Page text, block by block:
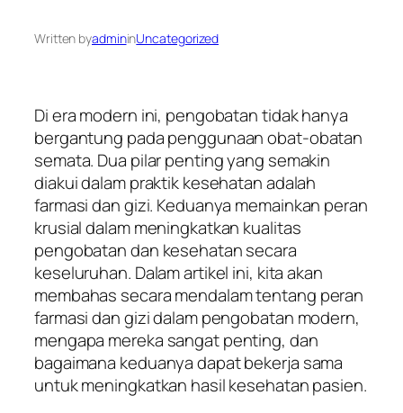
Written byadmininUncategorized
Di era modern ini, pengobatan tidak hanya
bergantung pada penggunaan obat-obatan
semata. Dua pilar penting yang semakin
diakui dalam praktik kesehatan adalah
farmasi dan gizi. Keduanya memainkan peran
krusial dalam meningkatkan kualitas
pengobatan dan kesehatan secara
keseluruhan. Dalam artikel ini, kita akan
membahas secara mendalam tentang peran
farmasi dan gizi dalam pengobatan modern,
mengapa mereka sangat penting, dan
bagaimana keduanya dapat bekerja sama
untuk meningkatkan hasil kesehatan pasien.